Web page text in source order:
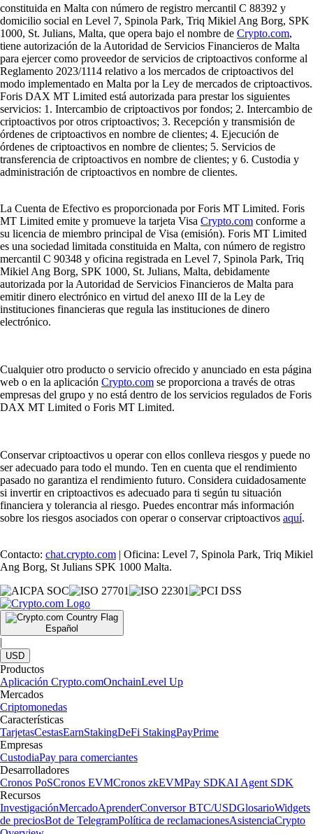
constituida en Malta con número de registro mercantil C 88392 y
domicilio social en Level 7, Spinola Park, Triq Mikiel Ang Borg, SPK
1000, St. Julians, Malta, que opera bajo el nombre de Crypto.com,
tiene autorización de la Autoridad de Servicios Financieros de Malta
para ejercer como proveedor de servicios de criptoactivos conforme al
Reglamento 2023/1114 relativo a los mercados de criptoactivos del
modo implementado en Malta por la Ley de mercados de criptoactivos.
Foris DAX MT Limited está autorizada para prestar los siguientes
servicios: 1. Intercambio de criptoactivos por fondos; 2. Intercambio de
criptoactivos por otros criptoactivos; 3. Recepción y transmisión de
órdenes de criptoactivos en nombre de clientes; 4. Ejecución de
órdenes de criptoactivos en nombre de clientes; 5. Servicios de
transferencia de criptoactivos en nombre de clientes; y 6. Custodia y
administración de criptoactivos en nombre de clientes.
La Cuenta de Efectivo es proporcionada por Foris MT Limited. Foris
MT Limited emite y promueve la tarjeta Visa Crypto.com conforme a
su licencia de miembro principal de Visa (emisión). Foris MT Limited
es una sociedad limitada constituida en Malta, con número de registro
mercantil C 90348 y oficina registrada en Level 7, Spinola Park, Triq
Mikiel Ang Borg, SPK 1000, St. Julians, Malta, debidamente
autorizada por la Autoridad de Servicios Financieros de Malta para
emitir dinero electrónico en virtud del anexo III de la Ley de
instituciones financieras que regula las instituciones de dinero
electrónico.
Cualquier otro producto o servicio ofrecido y anunciado en esta página
web o en la aplicación Crypto.com se proporciona a través de otras
empresas del grupo y no está dentro de los servicios regulados de Foris
DAX MT Limited o Foris MT Limited.
Conservar criptoactivos u operar con ellos conlleva riesgos y puede no
ser adecuado para todo el mundo. Ten en cuenta que el rendimiento
pasado no garantiza el rendimiento futuro. Considera cuidadosamente
si invertir en criptoactivos es adecuado para ti según tu situación
financiera y tolerancia al riesgo. Puedes encontrar más información
sobre los riesgos asociados con operar o conservar criptoactivos aquí.
Contacto: chat.crypto.com | Oficina: Level 7, Spinola Park, Triq Mikiel
Ang Borg, St Julians SPK 1000 Malta.
Español
|
USD
Productos
Aplicación Crypto.comOnchainLevel Up
Mercados
Criptomonedas
Características
TarjetasCestasEarnStakingDeFi StakingPayPrime
Empresas
CustodiaPay para comerciantes
Desarrolladores
Cronos PoSCronos EVMCronos zkEVMPay SDKAI Agent SDK
Recursos
InvestigaciónMercadoAprenderConversor BTC/USDGlosarioWidgets
de preciosBot de TelegramPolítica de reclamacionesAsistenciaCrypto